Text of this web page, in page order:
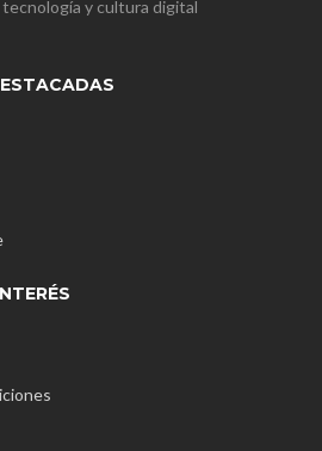
y cultura digital